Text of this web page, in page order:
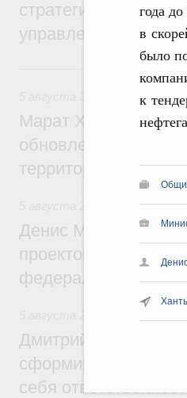
года
в
было
к
стратегической
управления научно-
Жилищно-
Марат Хуснуллин:
обновлено в
территорий
Денис Мантуров
проектов института
федеральном округе
Дмитрий
сформировал
себя